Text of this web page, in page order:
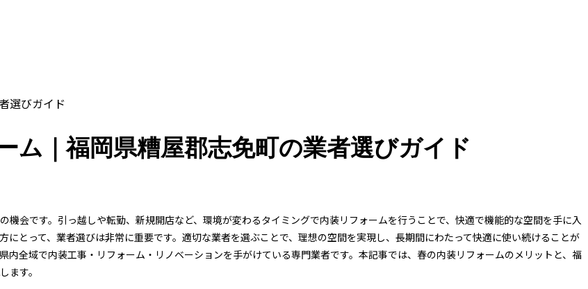
選びガイド
ム｜福岡県糟屋郡志免町の業者選びガイド
会です。引っ越しや転勤、新規開店など、環境が変わるタイミングで内装リフォームを行うことで、快適で機能的な空間を手に入
とって、業者選びは非常に重要です。適切な業者を選ぶことで、理想の空間を実現し、長期間にわたって快適に使い続けることが
全域で内装工事・リフォーム・リノベーションを手がけている専門業者です。本記事では、春の内装リフォームのメリットと、福
ます。